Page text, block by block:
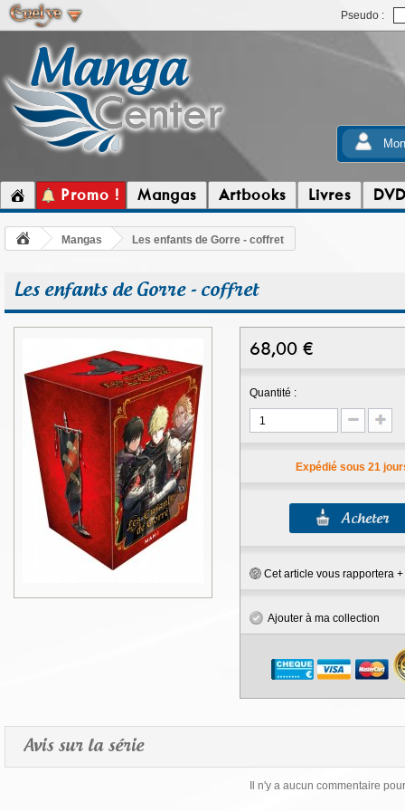
Pseudo :
Promo ! Mangas Artbooks Livres DVD
Mangas Les enfants de Gorre - coffret
Les enfants de Gorre - coffret
68,00 €
Quantité :
Expédié sous 21
Cet article vous rapportera +
Ajouter à ma collection
Avis sur la série
Il n'y a aucun commentaire